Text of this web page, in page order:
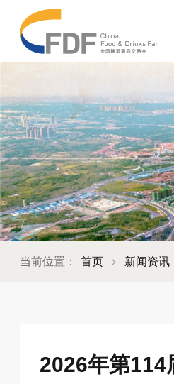
当前位置： 首页 新闻资讯
2026年第114